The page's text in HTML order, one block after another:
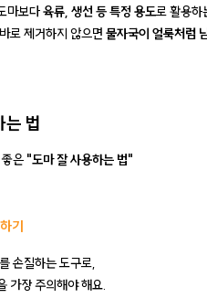
마보다육류, 생선 등 특정 용도로 활용하
로 제거하지 않으면 물자국이 얼룩처럼
는 법
은 "도마 잘 사용하는 법"
기
손질하는 도구로,
가장 주의해야 해요.